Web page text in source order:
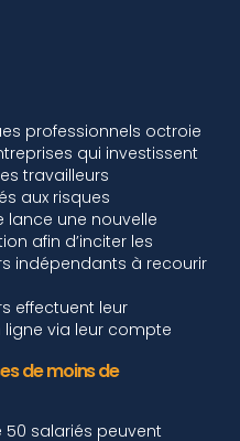
professionnels octroie
qui investissent
travailleurs
aux risques
lance une nouvelle
afin d’inciter les
indépendants à recourir
effectuent leur
via leur compte
de moins de
50 salariés peuvent